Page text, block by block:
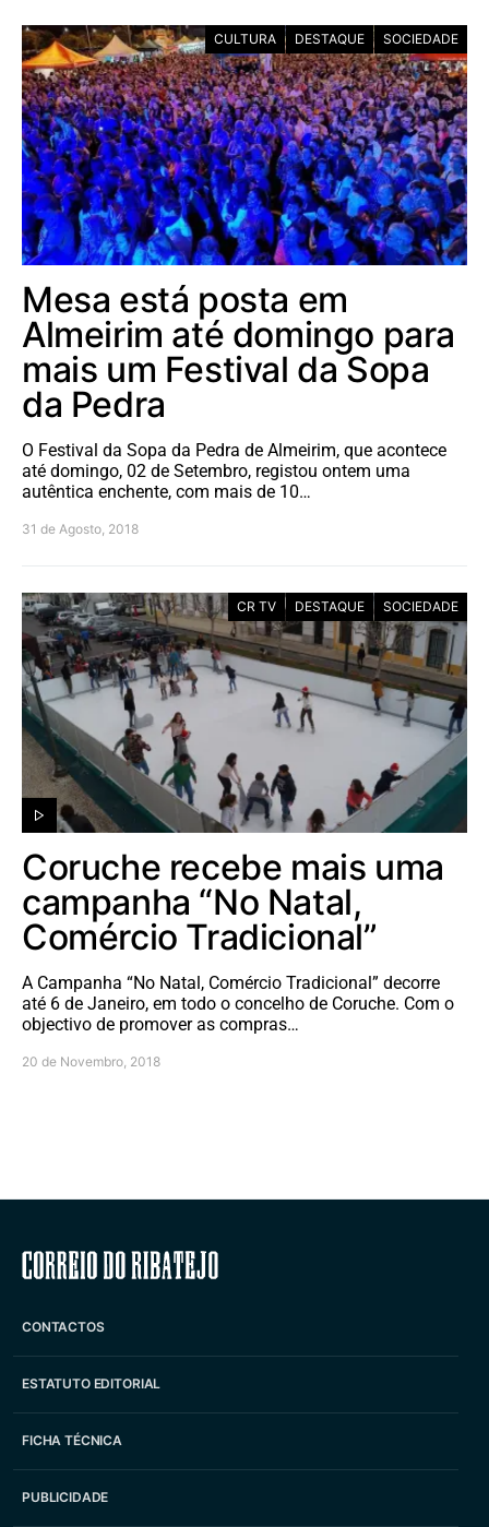
CULTURA DESTAQUE SOCIEDADE
Mesa está posta em
Almeirim até domingo para
mais um Festival da Sopa
da Pedra
O Festival da Sopa da Pedra de Almeirim, que acontece
até domingo, 02 de Setembro, registou ontem uma
autêntica enchente, com mais de 10…
31 de Agosto, 2018
CR TV DESTAQUE SOCIEDADE
Coruche recebe mais uma
campanha “No Natal,
Comércio Tradicional”
A Campanha “No Natal, Comércio Tradicional” decorre
até 6 de Janeiro, em todo o concelho de Coruche. Com o
objectivo de promover as compras…
20 de Novembro, 2018
Correio do Ribatejo
CONTACTOS
ESTATUTO EDITORIAL
FICHA TÉCNICA
PUBLICIDADE